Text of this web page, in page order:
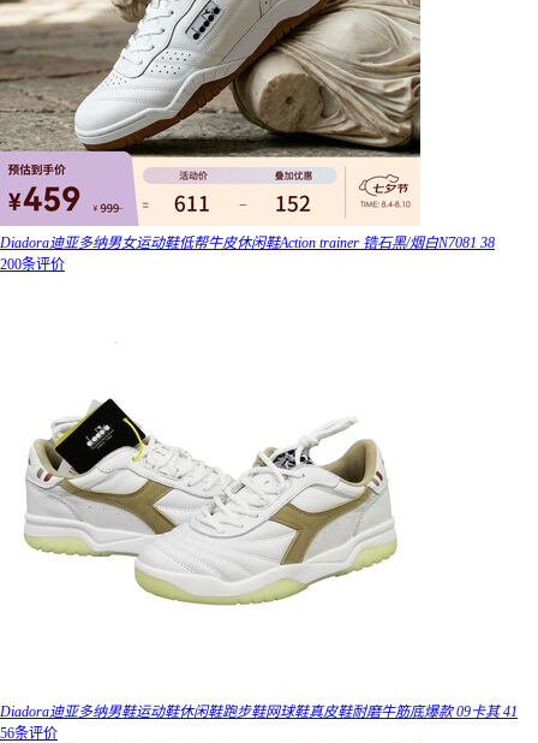
Diadora迪亚多纳男女运动鞋低帮牛皮休闲鞋Action trainer 锆石黑/烟白N7081 38
200条评价
Diadora迪亚多纳男鞋运动鞋休闲鞋跑步鞋网球鞋真皮鞋耐磨牛筋底爆款 09卡其 41
56条评价